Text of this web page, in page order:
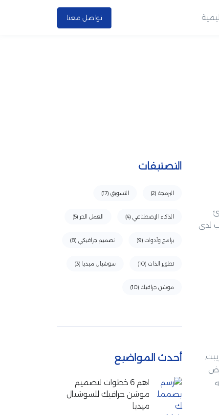
تواصل معنا
لدى
التصنيفات
البرمجة (2) التسويق (17)
الذكاء الإصطناعي (4) العمل الحر (5)
برامج وأدوات (9) تصميم جرافيكي (8)
تطوير الذات (10) سوشيال ميديا (3)
موشن جرافيك (10)
أحدث المواضيع
اهم 6 خطوات لتصميم
موشن جرافيك للسوشيال
ميديا